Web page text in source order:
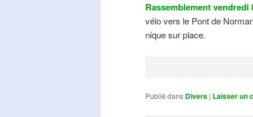
Rassemblement vendredi
vélo vers le Pont de
nique sur place.
Publié dans Divers | Laisser un